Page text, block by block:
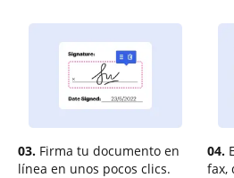
03. Firma tu documento en
línea en unos pocos clics.
04.
fax,